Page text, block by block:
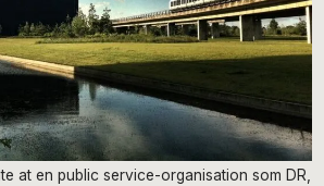
at en public service-organisation som DR,